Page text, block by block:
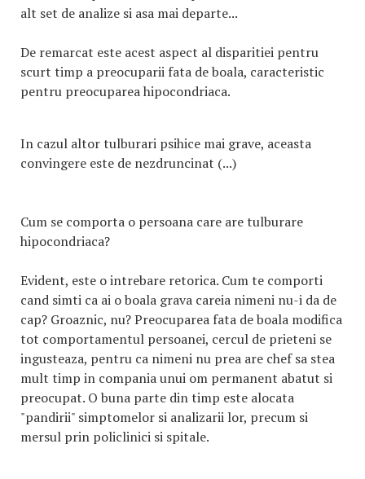
alt set de analize si asa mai departe...
De remarcat este acest aspect al disparitiei pentru
scurt timp a preocuparii fata de boala, caracteristic
pentru preocuparea hipocondriaca.
In cazul altor tulburari psihice mai grave, aceasta
convingere este de nezdruncinat (...)
Cum se comporta o persoana care are tulburare
hipocondriaca?
Evident, este o intrebare retorica. Cum te comporti
cand simti ca ai o boala grava careia nimeni nu-i da de
cap? Groaznic, nu? Preocuparea fata de boala modifica
tot comportamentul persoanei, cercul de prieteni se
ingusteaza, pentru ca nimeni nu prea are chef sa stea
mult timp in compania unui om permanent abatut si
preocupat. O buna parte din timp este alocata
"pandirii" simptomelor si analizarii lor, precum si
mersul prin policlinici si spitale.